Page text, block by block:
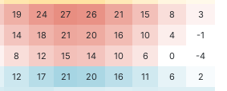
19 24 27 26 21 15 8
3
14 18 21 20 16 10 4
-1
8 12 15 14 10 6 0
-4
12 17 21 20 16 11 6
2